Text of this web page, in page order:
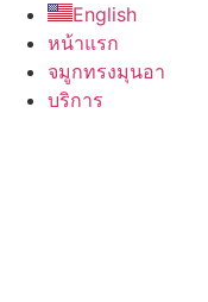
English
หน้าแรก
จมูกทรงมุนอา
บริการ